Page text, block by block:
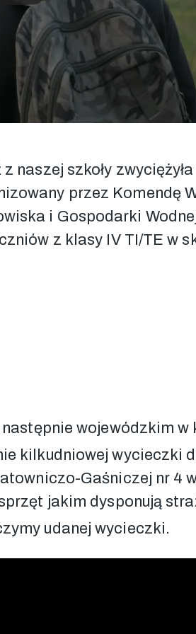
naszej szkoły
przez Komendę
i Gospodarki
z klasy IV TI/TE w
wojewódzkim
kilkudniowej wycieczki
Gaśniczej nr 4
jakim dysponują
udanej wycieczki.